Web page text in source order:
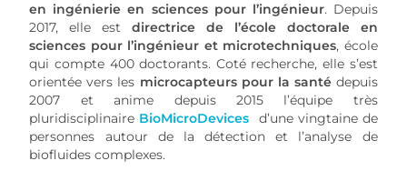
en ingénierie en sciences pour l’ingénieur. Depuis
2017, elle estdirectrice de l’école doctorale en
sciences pour l’ingénieur et microtechniques, école
qui compte 400 doctorants. Coté recherche, elle s’est
orientée vers les microcapteurs pour la santé depuis
2007 et anime depuis 2015 l’équipe très
pluridisciplinaire BioMicroDevices d’une vingtaine de
personnes autour de la détection et l’analyse de
biofluides complexes.